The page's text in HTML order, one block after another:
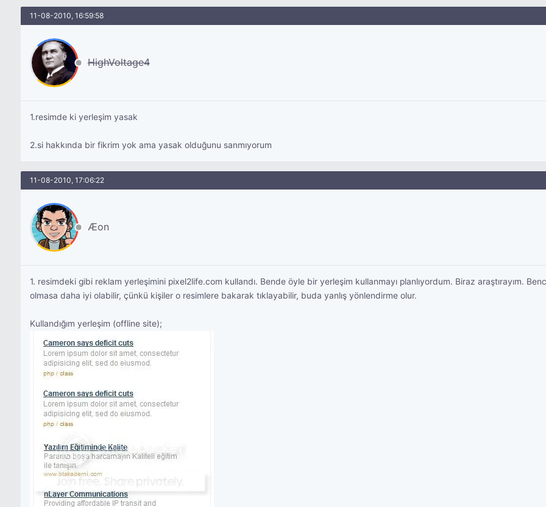
11-08-2010, 16:59:58
HighVoltage4
1.resimde ki yerleşim yasak
2.si hakkında bir fikrim yok ama yasak olduğunu sanmıyorum
11-08-2010, 17:06:22
Æon
1. resimdeki gibi reklam yerleşimini pixel2life.com kullandı. Bende öyle bir yerleşim kullanmayı planlıyordum. Biraz araştırayım.
olmasa daha iyi olabilir, çünkü kişiler o resimlere bakarak tıklayabilir, buda yanlış yönlendirme olur.
Kullandığım yerleşim (offline site);